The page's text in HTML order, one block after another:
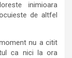
inimioara
de altfel
nu a citit
ca nici la ora